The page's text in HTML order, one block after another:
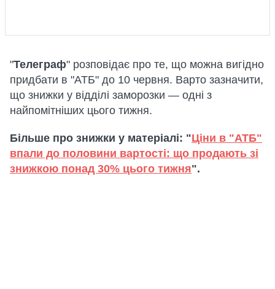
"Телеграф" розповідає про те, що можна вигідно
придбати в "АТБ" до 10 червня. Варто зазначити,
що знижки у відділі заморозки — одні з
найпомітніших цього тижня.
Більше про знижки у матеріалі: "Ціни в "АТБ"
впали до половини вартості: що продають зі
знижкою понад 30% цього тижня".